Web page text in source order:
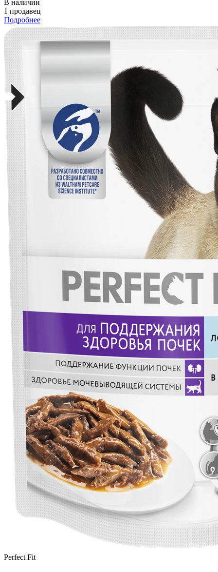
В наличии
1 продавец
Подробнее
Perfect Fit